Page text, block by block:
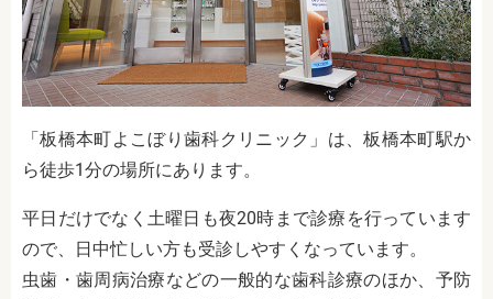
「板橋本町よこぼり歯科クリニック」は、板橋本町駅か
ら徒歩1分の場所にあります。
平日だけでなく土曜日も夜20時まで診療を行っています
ので、日中忙しい方も受診しやすくなっています。
虫歯・歯周病治療などの一般的な歯科診療のほか、予防